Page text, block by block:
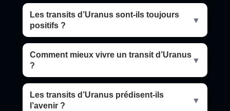
Les transits d’Uranus sont-ils toujours
positifs ?
▼
Comment mieux vivre un transit d’Uranus
?
▼
Les transits d’Uranus prédisent-ils
l’avenir ?
▼